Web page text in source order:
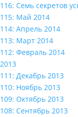
116: Семь секретов
115: Май 2014
114: Апрель 2014
113: Март 2014
112: Февраль 2014
2013
111: Декабрь 2013
110: Ноябрь 2013
109: Октябрь 2013
108: Сентябрь 2013